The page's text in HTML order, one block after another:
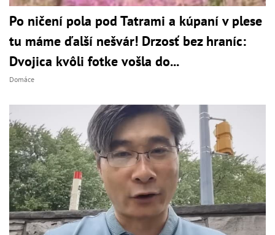
Po ničení pola pod Tatrami a kúpaní v plese
tu máme ďalší nešvár! Drzosť bez hraníc:
Dvojica kvôli fotke vošla do...
Domáce